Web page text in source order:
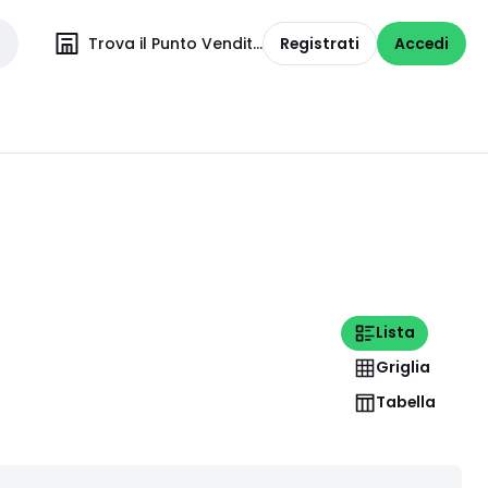
Trova il Punto Vendita Registrati Accedi
Lista
Griglia
Tabella